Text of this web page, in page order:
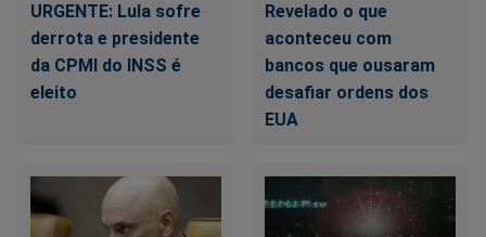
URGENTE: Lula sofre
derrota e presidente
da CPMI do INSS é
eleito
Revelado o que
aconteceu com
bancos que ousaram
desafiar ordens dos
EUA